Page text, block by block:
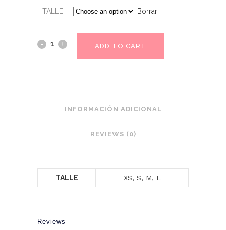
TALLE Borrar
ADD TO CART
INFORMACIÓN ADICIONAL
REVIEWS (0)
TALLE XS, S, M, L
Reviews